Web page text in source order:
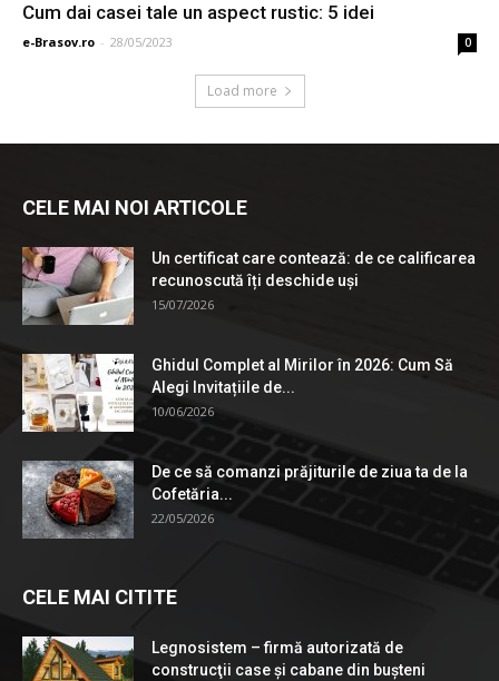
Cum dai casei tale un aspect rustic: 5 idei
e-Brasov.ro - 28/05/2023 0
Load more
CELE MAI NOI ARTICOLE
Un certificat care contează: de ce calificarea
recunoscută îți deschide uși
15/07/2026
Ghidul Complet al Mirilor în 2026: Cum Să
Alegi Invitațiile de...
10/06/2026
De ce să comanzi prăjiturile de ziua ta de la
Cofetăria...
22/05/2026
CELE MAI CITITE
Legnosistem – firmă autorizată de
construcţii case și cabane din bușteni